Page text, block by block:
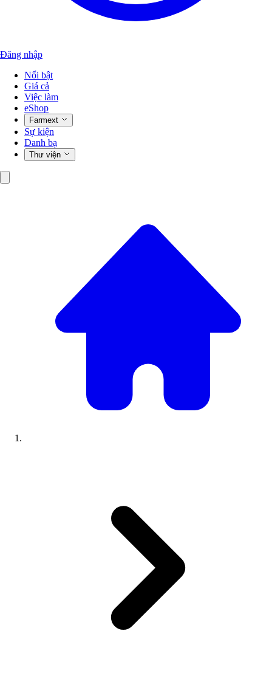
Đăng nhập
Nổi bật
Giá cả
Việc làm
eShop
Farmext
Sự kiện
Danh bạ
Thư viện